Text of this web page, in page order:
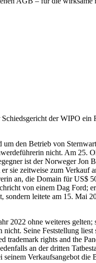
der WIPO ein
den Betrieb von
nicht. Am 25.
ist der Norweger Jon
sie zeitweise zum Verkauf
an, die Domain für US$
von einem Dag Ford;
sondern leitete am 15. Mai
2022 ohne weiteres gelten;
Seine Feststellung
trademark rights and the
an der dritten
Verkaufsangebot die